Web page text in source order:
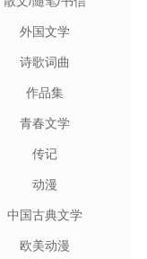
外国文学
诗歌词曲
作品集
青春文学
传记
动漫
中国古典文学
欧美动漫